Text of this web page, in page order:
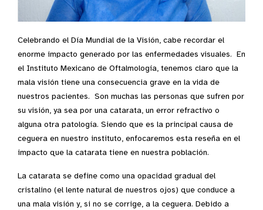
Celebrando el Día Mundial de la Visión, cabe recordar el
enorme impacto generado por las enfermedades visuales. En
el Instituto Mexicano de Oftalmología, tenemos claro que la
mala visión tiene una consecuencia grave en la vida de
nuestros pacientes. Son muchas las personas que sufren por
su visión, ya sea por una catarata, un error refractivo o
alguna otra patología. Siendo que es la principal causa de
ceguera en nuestro instituto, enfocaremos esta reseña en el
impacto que la catarata tiene en nuestra población.
La catarata se define como una opacidad gradual del
cristalino (el lente natural de nuestros ojos) que conduce a
una mala visión y, si no se corrige, a la ceguera. Debido a